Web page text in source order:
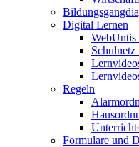
Digital Lernen
WebUntis
Regeln
Formulare und